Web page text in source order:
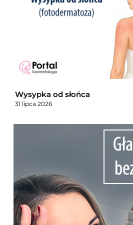
Wysypka od słońca
31 lipca 2026